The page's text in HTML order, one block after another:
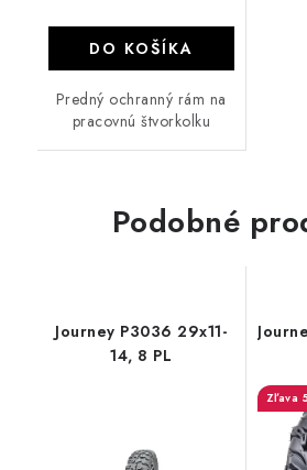
DO KOŠÍKA
Predný ochranný rám na
pracovnú štvorkolku
Podobné
Journey P3036 29x11-
14, 8 PL